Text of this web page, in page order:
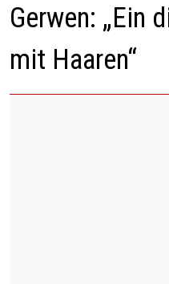
Gerwen: „Ein
mit Haaren“